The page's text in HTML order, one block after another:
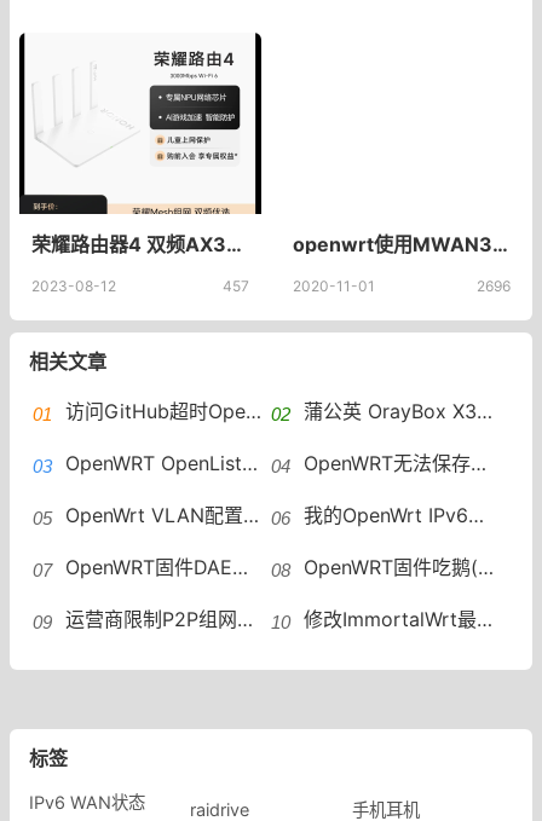
荣耀路由器4 双频AX3000wifi6双核千兆家用高速穿墙王无线大功率增强大户型_荣耀官方旗舰店_网络设备/网络相关
2023-08-12 457
openwrt使用MWAN3多线接入多线叠加——2、添加WAN添加新接口并配置不同网关跃点
2020-11-01 2696
相关文章
访问GitHub超时OpenWRT设置加速访问 GitHub host自动更新 蒲公英 OrayBox X3A 解锁ssh 安装OpenWRT VirtualHere实现USB共享
OpenWRT OpenList安装教程OpenList安装 OpenWRT无法保存修改配置mounting fs with errors, running e2fsck is recommended
OpenWrt VLAN配置教程ImmortalWrt（openwrt）进行vlan管理 我的OpenWrt IPv6折腾记OpenWrt如何配置IPv6地址段
OpenWRT固件DAE（鹅）插件一键安装脚本 OpenWRT固件吃鹅(DAE) 个人配置分享
运营商限制P2P组网怎么办？OpenWRT远程组网绕过限速 修改ImmortalWrt最大连接数方法OpenWRT修改最大连接数
标签
IPv6 WAN状态 raidrive
手机耳机